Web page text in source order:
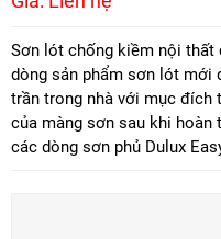
Sơn lót chống kiềm nội thất
dòng sản phẩm sơn lót mới
trần trong nhà với mục đích
của màng sơn sau khi
các dòng sơn phủ Dulux